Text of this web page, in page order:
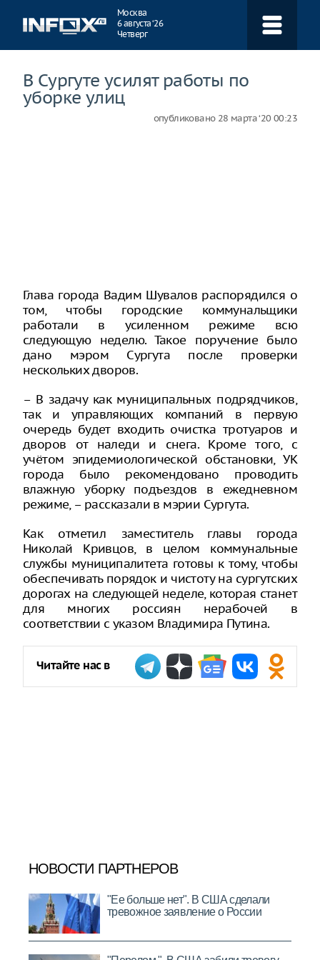
Москва
6 августа ‘26
Четверг
В Сургуте усилят работы по
уборке улиц
опубликовано 28 марта ‘20 00:23
Глава города Вадим Шувалов распорядился о
том, чтобы городские коммунальщики
работали в усиленном режиме всю
следующую неделю. Такое поручение было
дано мэром Сургута после проверки
нескольких дворов.
– В задачу как муниципальных подрядчиков,
так и управляющих компаний в первую
очередь будет входить очистка тротуаров и
дворов от наледи и снега. Кроме того, с
учётом эпидемиологической обстановки, УК
города было рекомендовано проводить
влажную уборку подъездов в ежедневном
режиме, – рассказали в мэрии Сургута.
Как отметил заместитель главы города
Николай Кривцов, в целом коммунальные
службы муниципалитета готовы к тому, чтобы
обеспечивать порядок и чистоту на сургутских
дорогах на следующей неделе, которая станет
для многих россиян нерабочей в
соответствии с указом Владимира Путина.
Читайте нас в